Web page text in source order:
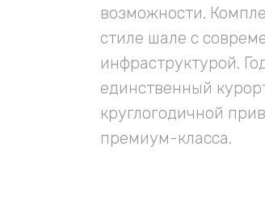
возможности.
стиле шале с
инфраструктурой.
единственный
круглогодичной
премиум-класса.